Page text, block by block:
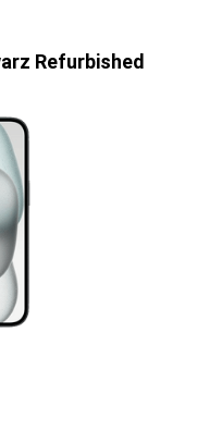
Refurbished